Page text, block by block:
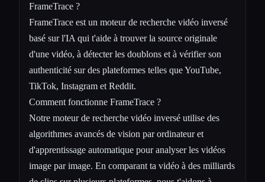
FrameTrace ?
FrameTrace est un moteur de recherche vidéo inversé
basé sur l'IA qui t'aide à trouver la source originale
d'une vidéo, à détecter les doublons et à vérifier son
authenticité sur des plateformes telles que YouTube,
TikTok, Instagram et Reddit.
Comment fonctionne FrameTrace ?
Notre moteur de recherche vidéo inversé utilise des
algorithmes avancés de vision par ordinateur et
d'apprentissage automatique pour analyser les vidéos
image par image. En comparant ta vidéo à des milliards